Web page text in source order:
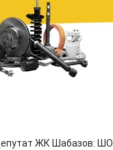
ЖК Шабазов: